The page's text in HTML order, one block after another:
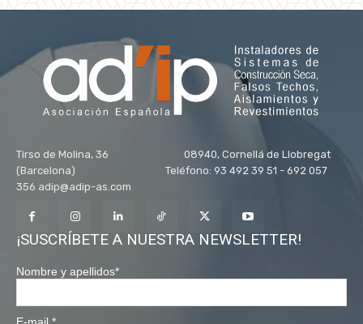
Tirso de Molina, 36 08940, Cornellá de Llobregat
(Barcelona) Teléfono: 93 492 39 51 - 692 057
356 adip@adip-as.com
¡SUSCRÍBETE A NUESTRA NEWSLETTER!
Nombre y apellidos*
E-mail *